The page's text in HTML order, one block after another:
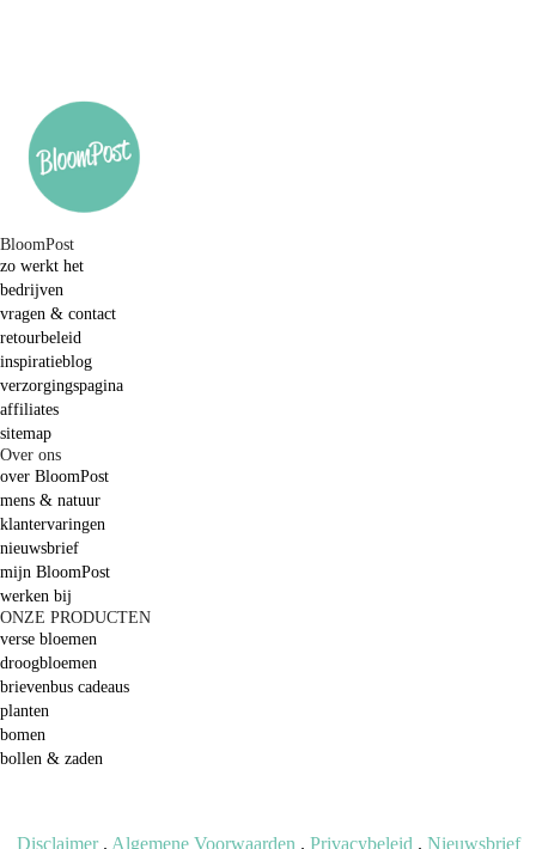
BloomPost
zo werkt het
bedrijven
vragen & contact
retourbeleid
inspiratieblog
verzorgingspagina
affiliates
sitemap
Over ons
over BloomPost
mens & natuur
klantervaringen
nieuwsbrief
mijn BloomPost
werken bij
ONZE PRODUCTEN
verse bloemen
droogbloemen
brievenbus cadeaus
planten
bomen
bollen & zaden
Disclaimer. Algemene Voorwaarden . Privacybeleid . Nieuwsbrief